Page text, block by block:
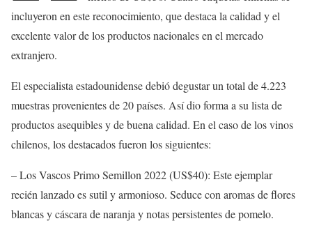
incluyeron en este reconocimiento, que destaca la calidad y el
excelente valor de los productos nacionales en el mercado
extranjero.
El especialista estadounidense debió degustar un total de 4.223
muestras provenientes de 20 países. Así dio forma a su lista de
productos asequibles y de buena calidad. En el caso de los vinos
chilenos, los destacados fueron los siguientes:
– Los Vascos Primo Semillon 2022 (US$40): Este ejemplar
recién lanzado es sutil y armonioso. Seduce con aromas de flores
blancas y cáscara de naranja y notas persistentes de pomelo.